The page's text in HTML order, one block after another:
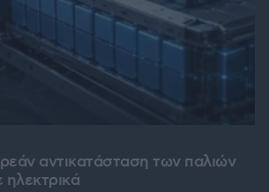
αντικατάσταση των παλιών